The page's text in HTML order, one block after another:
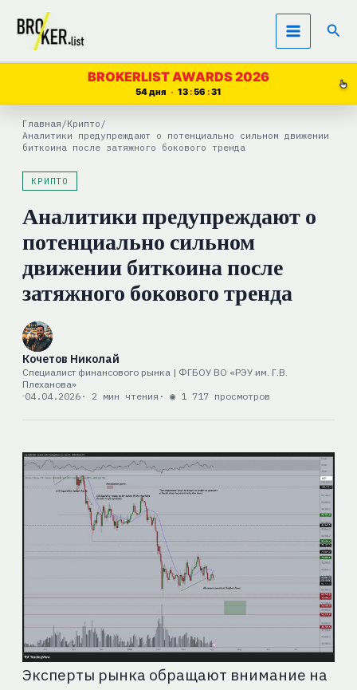
Перейти
содержимому
BROKERLIST AWARDS 2026
54 дня 13 56 30
Главная /Крипто /
Аналитики предупреждают о потенциально сильном движении
биткоина после затяжного бокового тренда
КРИПТО
Аналитики предупреждают о
потенциально сильном
движении биткоина после
затяжного бокового тренда
Кочетов Николай
Специалист финансового рынка | ФГБОУ ВО «РЭУ им. Г.В.
Плеханова»
04.04.2026· 2 мин чтения · ◉ 1 717 просмотров
Эксперты рынка обращают внимание на